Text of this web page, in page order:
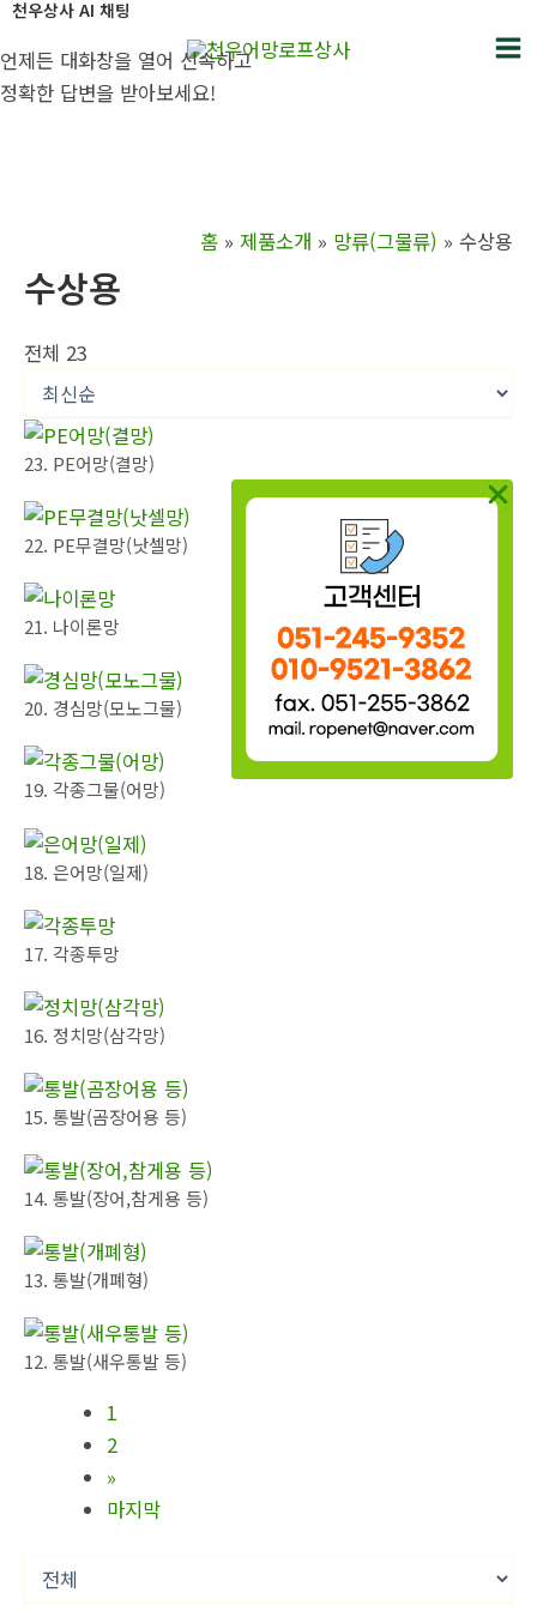
천우상사 AI 채팅
언제든 대화창을 열어 신속하고
정확한 답변을 받아보세요!
콘
텐
츠
로
홈 제품소개 망류(그물류) 수상용
수상용
전체 23
23. PE어망(결망)
22. PE무결망(낫셀망)
21. 나이론망
20. 경심망(모노그물)
19. 각종그물(어망)
18. 은어망(일제)
17. 각종투망
16. 정치망(삼각망)
15. 통발(곰장어용 등)
14. 통발(장어,참게용 등)
13. 통발(개폐형)
12. 통발(새우통발 등)
1
2
»
마지막